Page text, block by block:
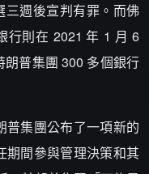
週後宣判有罪。而佛
行則在 2021 年 1 月 6
普集團 300 多個銀行
普集團公布了一項新的
期間參與管理決策和其